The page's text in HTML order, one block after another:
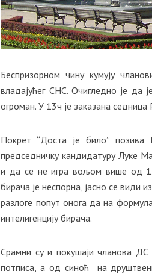
Беспризорном чину кумују
владајућег СНС. Очигледно је да
огроман. У 13ч је заказана
Покрет “Доста је било”
председничку кандидатуру Луке
и да се не игра вољом више од
бирача је неспорна, јасно се види
разлоге попут онога да на
интелигенцију бирача.
Срамни су и покушаји чланова
потписа, а од синоћ на